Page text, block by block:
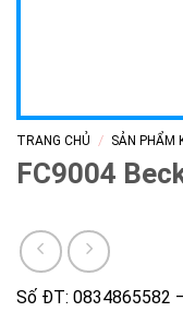
TRANG CHỦ / SẢN PHẨM
FC9004
Số ĐT: 0834865582